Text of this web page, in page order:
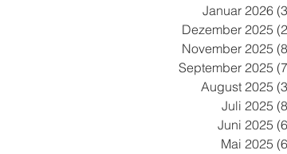
Januar 2026
Dezember 2025
November 2025
September 2025
August 2025
Juli 2025
Juni 2025
Mai 2025